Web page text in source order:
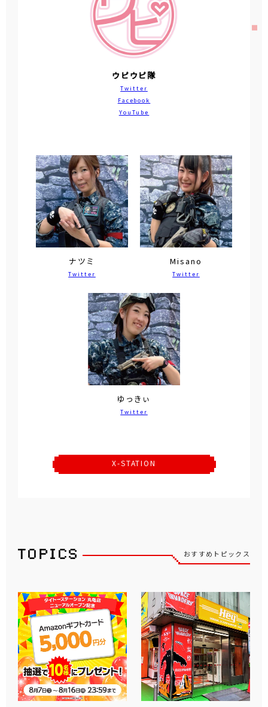
ウピウピ隊
Twitter
Facebook
YouTube
ナツミ
Twitter
Misano
Twitter
ゆっきぃ
Twitter
X-STATION
おすすめトピックス